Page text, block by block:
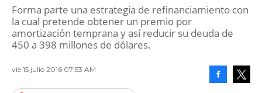
Forma parte una estrategia de refinanciamiento con
la cual pretende obtener un premio por
amortización temprana y así reducir su deuda de
450 a 398 millones de dólares.
vie 15 julio 2016 07:53 AM